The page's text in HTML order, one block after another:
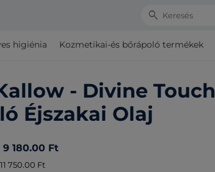
Search
higiénia Kozmetikai-és bőrápoló termékek
- Divine Touch
Éjszakai Olaj
180.00 Ft
11 750.00 Ft